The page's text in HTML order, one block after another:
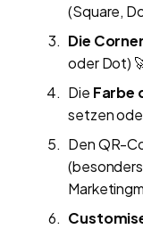
(Square,
Die
oder Dot)
Die Farbe
setzen
Den QR-